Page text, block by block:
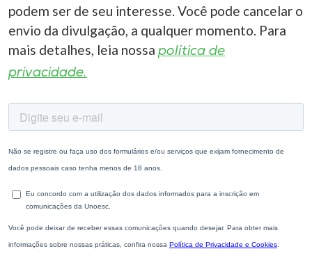
podem ser de seu interesse. Você pode cancelar o
envio da divulgação, a qualquer momento. Para
mais detalhes, leia nossa política de
privacidade.